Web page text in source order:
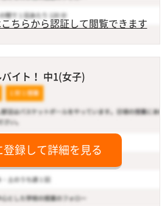
ちらから認証して閲覧できます
イト！ 中1(女子)
登録して詳細を見る